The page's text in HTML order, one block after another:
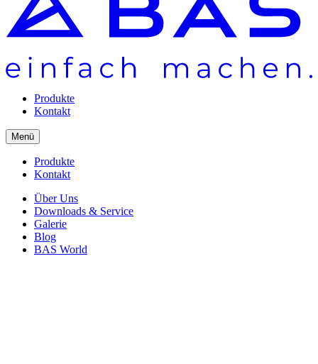
Produkte
Kontakt
Menü
Produkte
Kontakt
Über Uns
Downloads & Service
Galerie
Blog
BAS World